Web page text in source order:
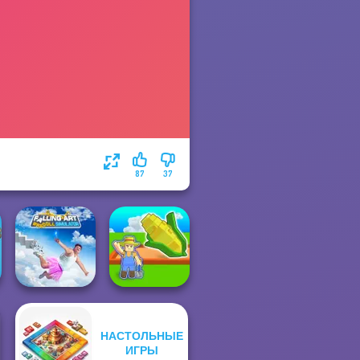
37
87
Falling Art
Ragdoll
Simulator
My Garden
Journey
НАСТОЛЬНЫЕ
ИГРЫ